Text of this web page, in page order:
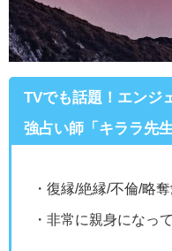
TVでも話題！エンジ
強占い師「キララ先生
・復縁/絶縁/不倫/略
・非常に親身になっ